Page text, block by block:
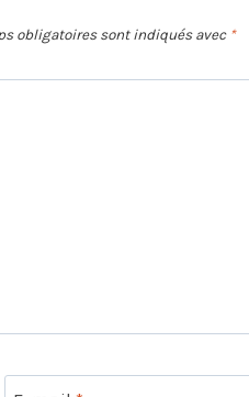
obligatoires sont indiqués avec *